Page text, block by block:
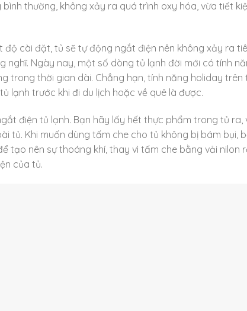
thường, không xảy ra quá trình oxy hóa, vừa tiết
cài đặt, tủ sẽ tự động ngắt điện nên không xảy ra
nghĩ. Ngày nay, một số dòng tủ lạnh đời mới có tính
trong thời gian dài. Chẳng hạn, tính năng holiday trên
lạnh trước khi đi du lịch hoặc về quê là được.
điện tủ lạnh. Bạn hãy lấy hết thực phẩm trong tủ ra,
tủ. Khi muốn dùng tấm che cho tủ không bị bám bụi,
tạo nên sự thoáng khí, thay vì tấm che bằng vải nilon
của tủ.